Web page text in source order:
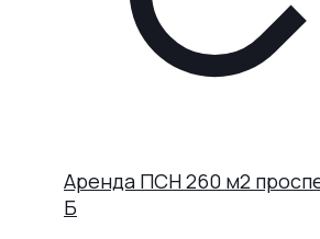
Аренда ПСН 260 м2
Б